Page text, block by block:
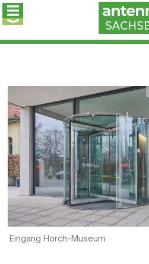
Eingang Horch-Museum